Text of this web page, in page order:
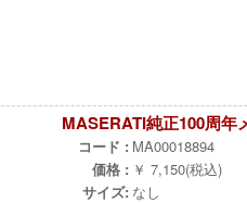
MASERATI純正100周年
コード : MA00018894
価格 : ￥ 7,150(税込)
サイズ: なし